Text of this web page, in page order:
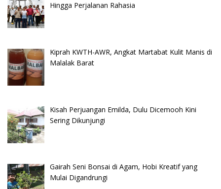
Hingga Perjalanan Rahasia
Kiprah KWTH-AWR, Angkat Martabat Kulit Manis di
Malalak Barat
Kisah Perjuangan Emilda, Dulu Dicemooh Kini
Sering Dikunjungi
Gairah Seni Bonsai di Agam, Hobi Kreatif yang
Mulai Digandrungi